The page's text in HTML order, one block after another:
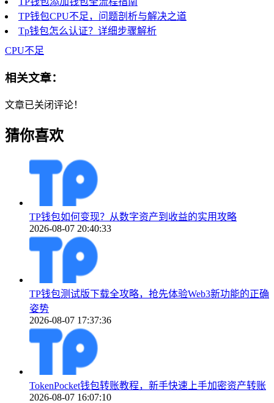
TP钱包CPU不足，问题剖析与解决之道
Tp钱包怎么认证？详细步骤解析
CPU不足
相关文章：
文章已关闭评论！
猜你喜欢
TP钱包如何变现？从数字资产到收益的实用攻略
2026-08-07 20:40:33
TP钱包测试版下载全攻略，抢先体验Web3新功能的正确
姿势
2026-08-07 17:37:36
TokenPocket钱包转账教程，新手快速上手加密资产转账
2026-08-07 16:07:10